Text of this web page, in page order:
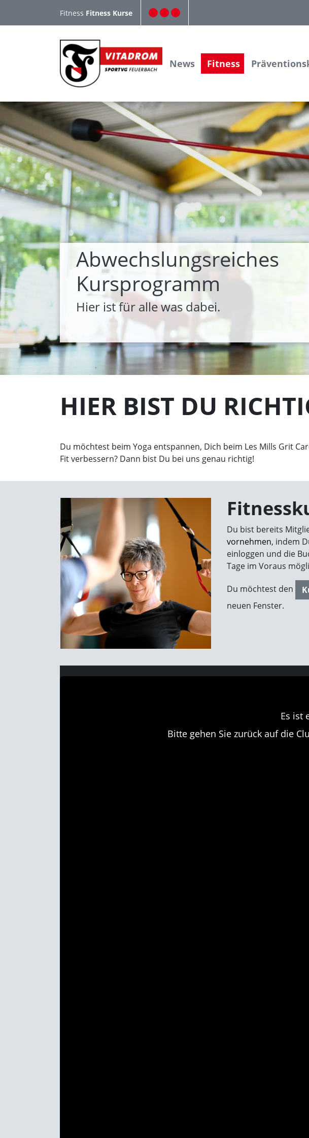
Fitness Fitness Kurse
News Fitness
Abwechslungsreiches
Kursprogramm
Hier ist für alle was dabei.
HIER BIST DU
Du möchtest beim Yoga entspannen, Dich beim Les Mills Grit
Fit verbessern? Dann bist Du bei uns genau richtig!
Du bist bereits
vornehmen, indem
einloggen und die
Tage im Voraus
Du möchtest den
neuen Fenster.